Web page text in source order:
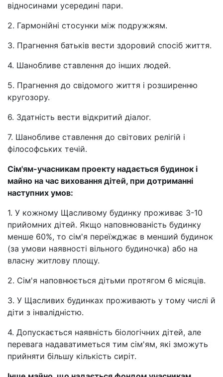
відносинами усередині пари.
2. Гармонійні стосунки між подружжям.
3. Прагнення батьків вести здоровий спосіб життя.
4. Шанобливе ставлення до інших людей.
5. Прагнення до свідомого життя і розширенню
кругозору.
6. Здатність вести відкритий діалог.
7. Шанобливе ставлення до світових релігій і
філософських течій.
Сім'ям-учасникам проекту надається будинок і
майно на час виховання дітей, при дотриманні
наступних умов:
1. У кожному Щасливому будинку проживає 3-10
прийомних дітей. Якщо наповнюваність будинку
менше 60%, то сім'я переїжджає в менший будинок
(за умови наявності вільного будиночка) або на
власну житлову площу.
2. Сім'я наповнюється дітьми протягом 6 місяців.
3. У Щасливих будинках проживають у тому числі й
діти з інвалідністю.
4. Допускається наявність біологічних дітей, але
перевага надаватиметься тим сім'ям, які зможуть
прийняти більшу кількість сиріт.